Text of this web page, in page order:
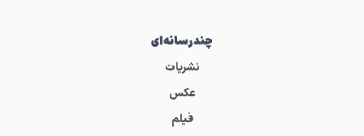
چندرسانه‌ای
نشریات
عکس
فیلم